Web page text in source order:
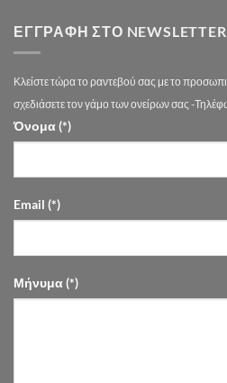
Αθήνα
στον
Drimalas
Flowers
ΕΓΓΡΑΦΉ ΣΤΟ NEWSLETTER
Κλείστε τώρα το ραντεβού σας με το
σχεδιάσετε τον γάμο των ονείρων σας -
Όνομα (*)
Email (*)
Μήνυμα (*)